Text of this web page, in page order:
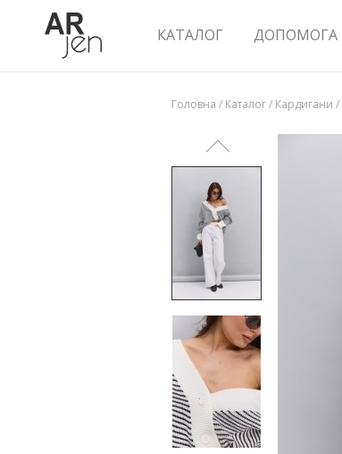
КАТАЛОГ ДОПОМОГА
Головна / Каталог/ Кардигани /